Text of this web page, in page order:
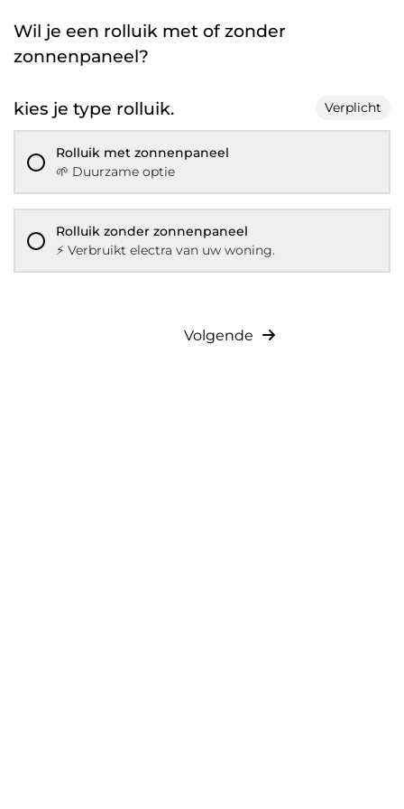
Wil je een rolluik met of zonder
zonnenpaneel?
kies je type rolluik. Verplicht
Rolluik met zonnenpaneel
🌱 Duurzame optie
Rolluik zonder zonnenpaneel
⚡️ Verbruikt electra van uw woning.
Volgende